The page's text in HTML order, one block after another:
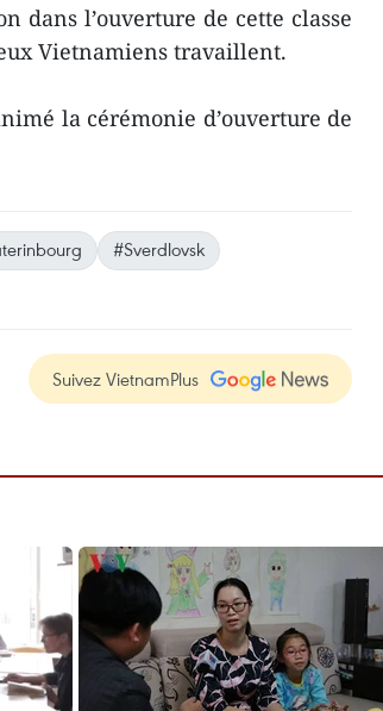
dans l’ouverture de cette classe
Vietnamiens travaillent.
la cérémonie d’ouverture de
#Sverdlovsk
Suivez VietnamPlus